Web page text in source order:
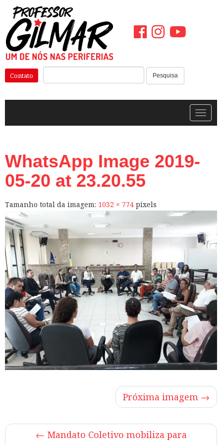
Pular
para
o
conteúdo
Pesquisa
Contato
WhatsApp Image 2019-
05-20 at 23.20.55
Tamanho total da imagem: 1032 × 774 pixels
Próxima imagem →
← Mandato Coletivo mobiliza para